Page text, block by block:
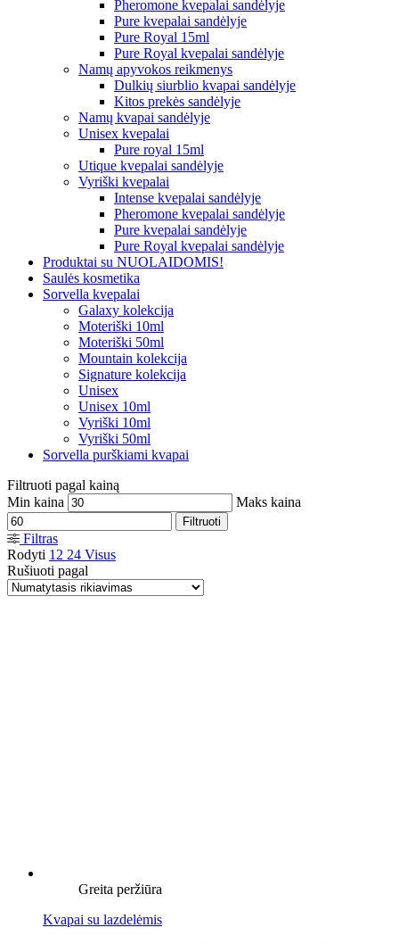
Pheromone kvepalai sandėlyje
Pure kvepalai sandėlyje
Pure Royal 15ml
Pure Royal kvepalai sandėlyje
Namų apyvokos reikmenys
Dulkių siurblio kvapai sandėlyje
Kitos prekės sandėlyje
Namų kvapai sandėlyje
Unisex kvepalai
Pure royal 15ml
Utique kvepalai sandėlyje
Vyriški kvepalai
Intense kvepalai sandėlyje
Pheromone kvepalai sandėlyje
Pure kvepalai sandėlyje
Pure Royal kvepalai sandėlyje
Produktai su NUOLAIDOMIS!
Saulės kosmetika
Sorvella kvepalai
Galaxy kolekcija
Moteriški 10ml
Moteriški 50ml
Mountain kolekcija
Signature kolekcija
Unisex
Unisex 10ml
Vyriški 10ml
Vyriški 50ml
Sorvella purškiami kvapai
Filtruoti pagal kainą
Min kaina
Maks kaina
Filtruoti
Filtras
Rodyti 12 24 Visus
Rušiuoti pagal
Greita peržiūra
Kvapai su lazdelėmis